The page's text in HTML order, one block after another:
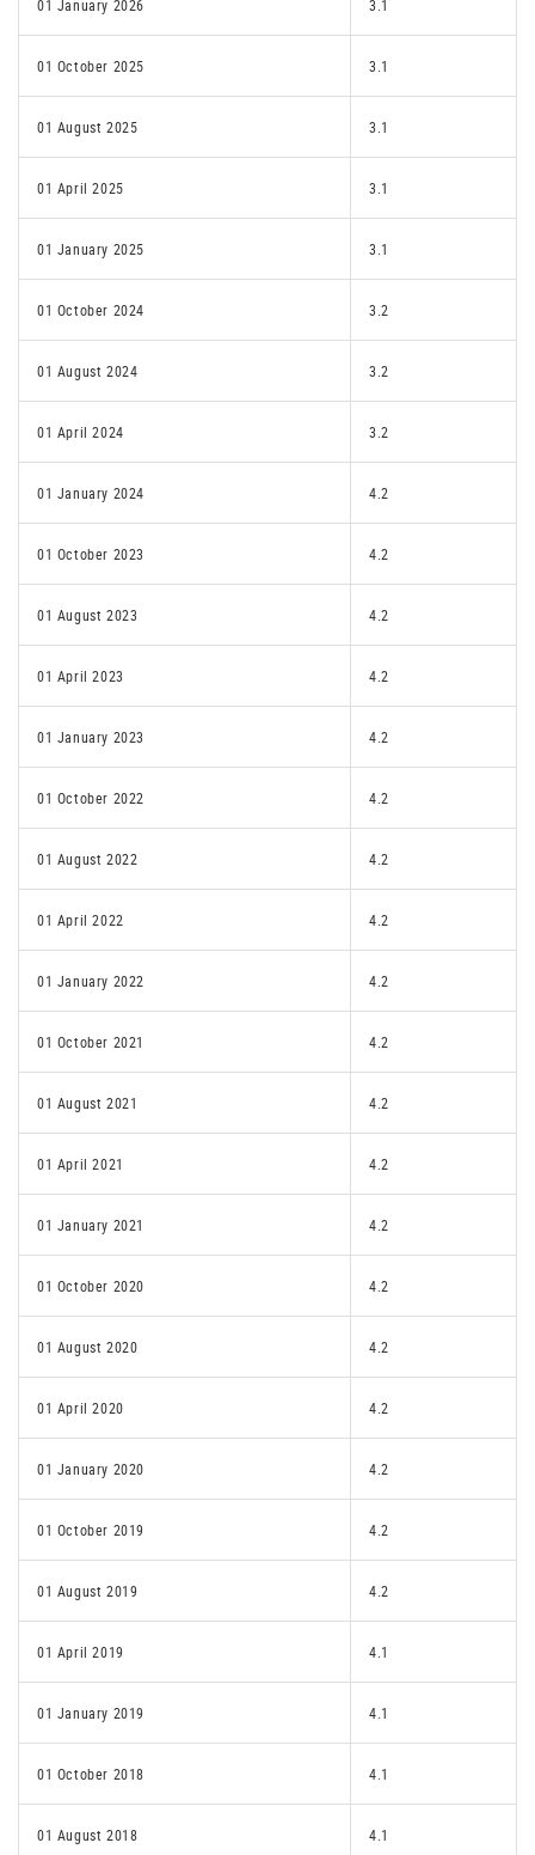
01 January 2026 3.1
01 October 2025 3.1
01 August 2025 3.1
01 April 2025 3.1
01 January 2025 3.1
01 October 2024 3.2
01 August 2024 3.2
01 April 2024 3.2
01 January 2024 4.2
01 October 2023 4.2
01 August 2023 4.2
01 April 2023 4.2
01 January 2023 4.2
01 October 2022 4.2
01 August 2022 4.2
01 April 2022 4.2
01 January 2022 4.2
01 October 2021 4.2
01 August 2021 4.2
01 April 2021 4.2
01 January 2021 4.2
01 October 2020 4.2
01 August 2020 4.2
01 April 2020 4.2
01 January 2020 4.2
01 October 2019 4.2
01 August 2019 4.2
01 April 2019 4.1
01 January 2019 4.1
01 October 2018 4.1
01 August 2018 4.1